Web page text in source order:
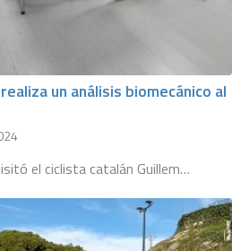
un análisis biomecánico al
el ciclista catalán Guillem…